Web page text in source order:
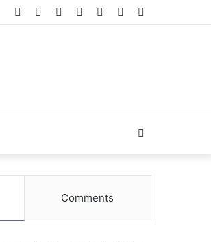
Telegram
Instagram
YouTube
LinkedIn
Twitter
Facebook
for
Comments